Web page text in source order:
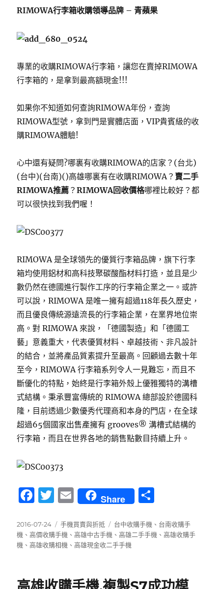
RIMOWA行李箱收購領導品牌 – 青蘋果
專業的收購RIMOWA行李箱，讓您在賣掉RIMOWA
行李箱的，是拿到最高額現金!!!
如果你不知道如何查詢RIMOWA年份，查詢
RIMOWA型號，拿到門是實體店面，VIP貴賓級的收
購RIMOWA體驗!
心中還有疑問?哪裏有收購RIMOWA的店家？(台北)
(台中)(台南)()高雄哪裏有在收購RIMOWA？ 賣二手
RIMOWA推薦 ？RIMOWA回收價格哪裡比較好？都
可以很快找到我們喔！
RIMOWA 是全球領先的優質行李箱品牌，旗下行李
箱均使用鋁材和高科技聚碳酸酯材料打造，並且是少
數仍然在德國進行製作工序的行李箱企業之一。或許
可以說，RIMOWA 是唯一擁有超過118年長久歷史，
而且優良傳統源遠流長的行李箱企業，在業界地位崇
高。對 RIMOWA 來說，「德國製造」和「德國工
藝」意義重大，代表優質材料、卓越技術、非凡設計
的結合，並將產品質素提升至最高。回顧過去數十年
至今，RIMOWA 行李箱系列令人一見難忘，而且不
斷優化的特點，始終是行李箱外殼上優雅獨特的溝槽
式結構。秉承豐富傳統的 RIMOWA 總部設於德國科
隆，目前透過少數優秀代理商和本身的門店，在全球
超過65個國家出售產擁有 grooves® 溝槽式結構的
行李箱，而且在世界各地的銷售點數目持續上升。
F
c
e
o
T
it
te
E
m
ai
l
Share
發
佈
日
2016-07-24
分
類
手機買賣與折抵
標
籤
台中收購手機 、 台南收購手
機 、高價收購手機 、高雄中古手機 、高雄二手手機 、高雄收購手
機 、高雄收購相機 、高雄現金收二手手機